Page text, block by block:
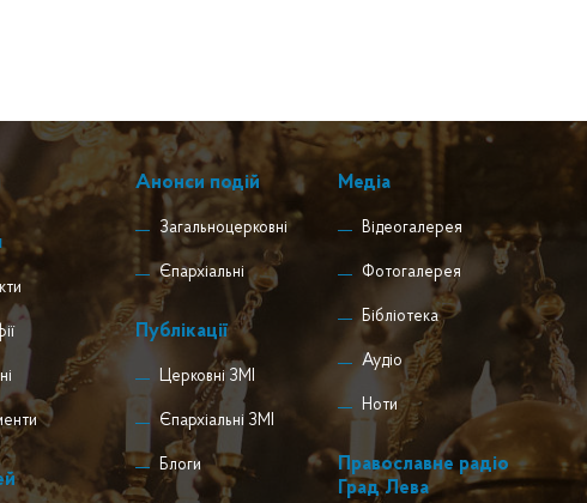
Анонси подій
Загальноцерковні
Єпархіальні
Публікації
Церковні ЗМІ
Єпархіальні ЗМІ
Блоги
Медіа
Відеогалерея
Фотогалерея
Бібліотека
Аудіо
Ноти
Православне радіо
Град Лева